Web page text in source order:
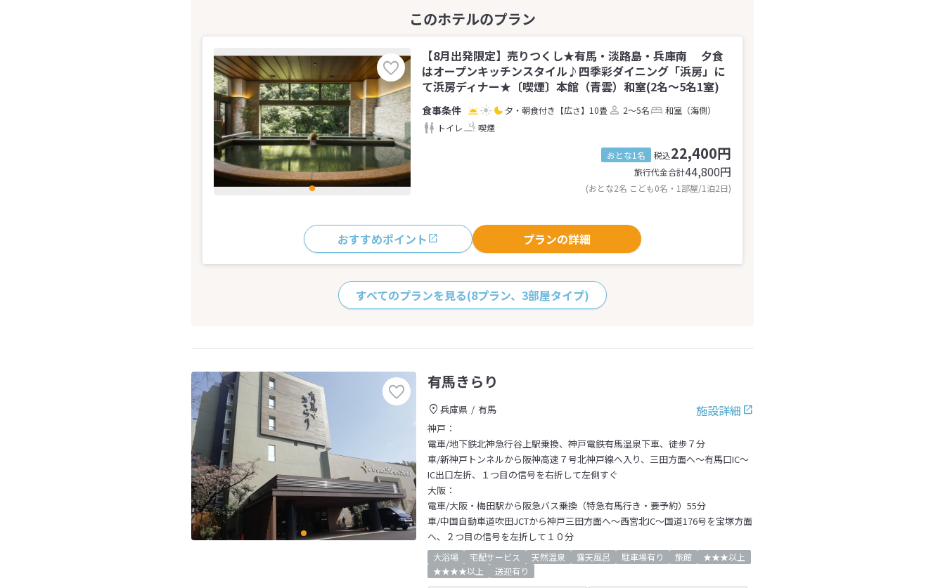
【8月出発限定】売りつくし★有馬・淡路島・兵庫南 夕食
はオープンキッチンスタイル♪四季彩ダイニング「浜房」に
て浜房ディナー★〔喫煙〕本館（青雲）和室(2名～5名1室)
夕・朝食付き 【広さ】10畳 2～5名
和室（海側）
トイレ
喫煙
おとな1名 税込22,400円
旅行代金合計44,800円
(おとな2名 こども0名・1部屋/1泊2日)
おすすめポイント プランの詳細
すべてのプランを見る(8プラン、3部屋タイプ)
有馬きらり
施設詳細
兵庫県
有馬
神戸：
電車/地下鉄北神急行谷上駅乗換、神戸電鉄有馬温泉下車、徒歩７分
車/新神戸トンネルから阪神高速７号北神戸線へ入り、三田方面へ～有馬口IC～
IC出口左折、１つ目の信号を右折して左側すぐ
大阪：
電車/大阪・梅田駅から阪急バス乗換（特急有馬行き・要予約）55分
車/中国自動車道吹田JCTから神戸三田方面へ～西宮北IC～国道176号を宝塚方面
へ、２つ目の信号を左折して１０分
大浴場 宅配サービス 天然温泉 露天風呂 駐車場有り 旅館
★★★以上
★★★★以上
送迎有り